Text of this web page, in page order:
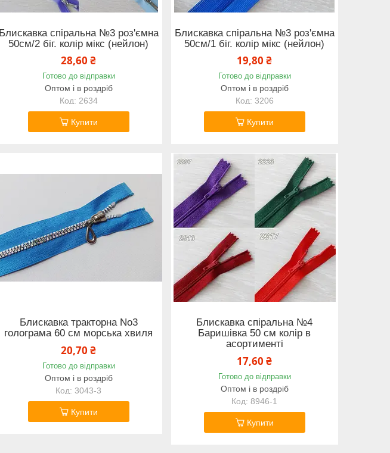
Блискавка спіральна №3 роз'ємна
50см/2 біг. колір мікс (нейлон)
28,60 ₴
Готово до відправки
Оптом і в роздріб
2634
Купити
Блискавка спіральна №3 роз'ємна
50см/1 біг. колір мікс (нейлон)
19,80 ₴
Готово до відправки
Оптом і в роздріб
3206
Купити
Блискавка тракторна No3
голограма 60 см морська хвиля
20,70 ₴
Готово до відправки
Оптом і в роздріб
3043-3
Купити
Блискавка спіральна №4
Баришівка 50 см колір в
асортименті
17,60 ₴
Готово до відправки
Оптом і в роздріб
8946-1
Купити